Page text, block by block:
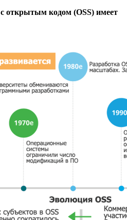
открытым кодом (OSS) имеет